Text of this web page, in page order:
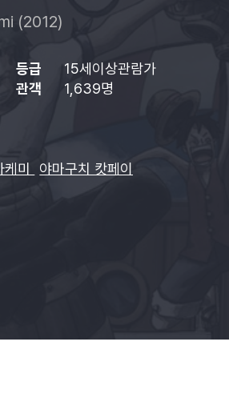
(2012)
등급
15세이상관람가
관객
1,639명
미 야마구치 캇페이